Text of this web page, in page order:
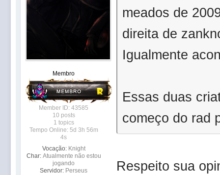
Membro
Member ID: 43585
10 posts
1 topics
Tempo Online: 5d 3h 56m
4s
Vocação: Knight
Char: Atualmente não estou
jogando
Servidor: Perseus
meados de
direita de
Igualmente
Essas duas
começo do rad
Respeito sua